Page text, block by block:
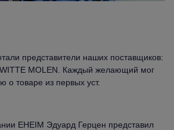
представители наших поставщиков:
MOLEN. Каждый желающий мог
о товаре из первых уст.
EHEIM Эдуард Герцен представил